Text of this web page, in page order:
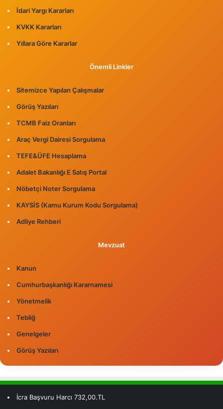
İdari Yargı Kararları
KVKK Kararları
Yıllara Göre Kararlar
Önemli Linkler
Sitemizce Yapılan Çalışmalar
Görüş Yazıları
TCMB Faiz Oranları
Araç Vergi Dairesi Sorgulama
TEFE&ÜFE Hesaplama
Adalet Bakanlığı E Satış Portal
Nöbetçi Noter Sorgulama
KAYSİS (Kamu Kurum Kodu Sorgulama)
Adliye Rehberi
Mevzuat
Kanun
Cumhurbaşkanlığı Kararnamesi
Yönetmelik
Tebliğ
Genelgeler
Görüş Yazıları
İcra Başvuru Harcı 732,00.TL